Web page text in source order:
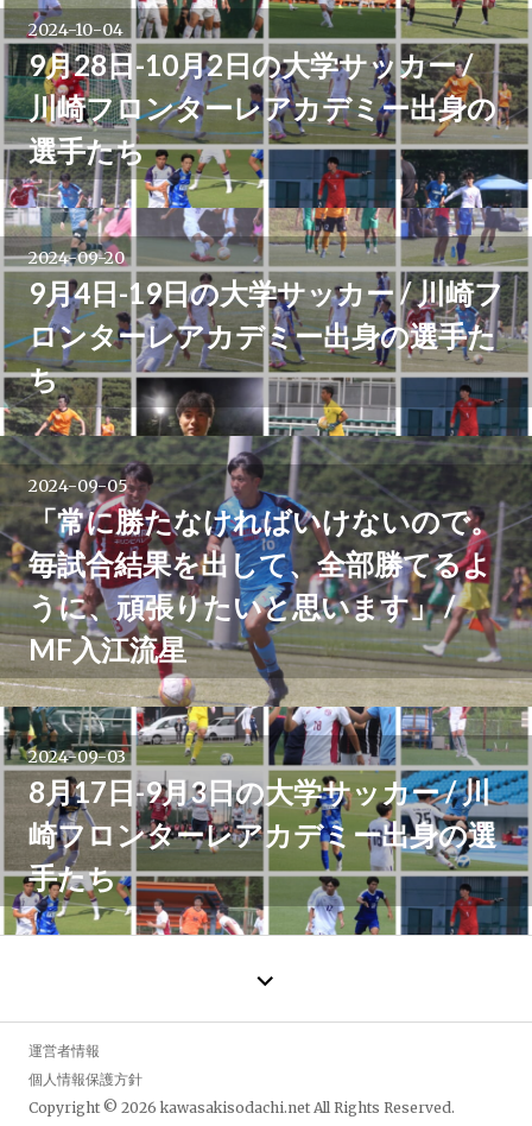
2024-10-04
9月28日-10月2日の大学サッカー /
川崎フロンターレアカデミー出身の
選手たち
2024-09-20
9月4日-19日の大学サッカー / 川崎フ
ロンターレアカデミー出身の選手た
ち
2024-09-05
「常に勝たなければいけないので。
毎試合結果を出して、全部勝てるよ
うに、頑張りたいと思います」 /
MF入江流星
2024-09-03
8月17日-9月3日の大学サッカー / 川
崎フロンターレアカデミー出身の選
手たち
運営者情報
個人情報保護方針
Copyright © 2026 kawasakisodachi.net All Rights Reserved.